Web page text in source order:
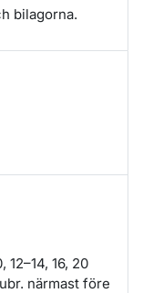
bilagorna.
12–14, 16, 20
närmast före